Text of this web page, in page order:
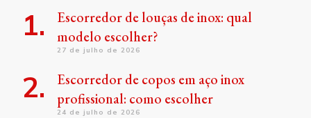
Escorredor de louças de inox: qual
modelo escolher?
27 de julho de 2026
Escorredor de copos em aço inox
profissional: como escolher
24 de julho de 2026